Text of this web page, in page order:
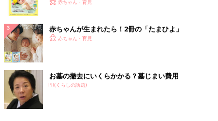
く！ おっぱい・ミルクの基本と夏のトラブル 解決テ
赤ちゃん・育児
赤ちゃんが生まれたら！2冊の「たまひよ」
赤ちゃん・育児
お墓の撤去にいくらかかる？墓じまい費用
PR(くらしの話題)